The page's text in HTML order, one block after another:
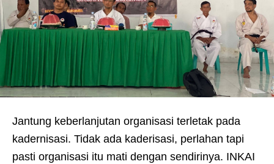
Jantung keberlanjutan organisasi terletak pada
kadernisasi. Tidak ada kaderisasi, perlahan tapi
pasti organisasi itu mati dengan sendirinya. INKAI